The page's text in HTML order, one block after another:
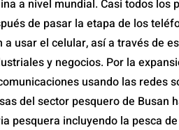
a nivel mundial. Casi todos los
de pasar la etapa de los
usar el celular, así a través de
y negocios. Por la
usando las redes
del sector pesquero de Busan
pesquera incluyendo la pesca